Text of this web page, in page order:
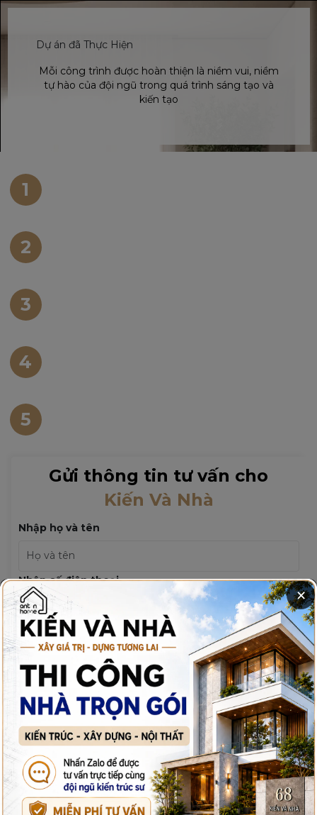
Dự án đã Thực Hiện
Mỗi công trình được hoàn thiện là niềm vui, niềm
tự hào của đội ngũ trong quá trình sáng tạo và
kiến tạo
1
2
3
4
5
Gửi thông tin tư vấn cho
Kiến Và Nhà
Nhập họ và tên
Nhập số điện thoại
Email
Nội dung
Gửi yêu cầu
×